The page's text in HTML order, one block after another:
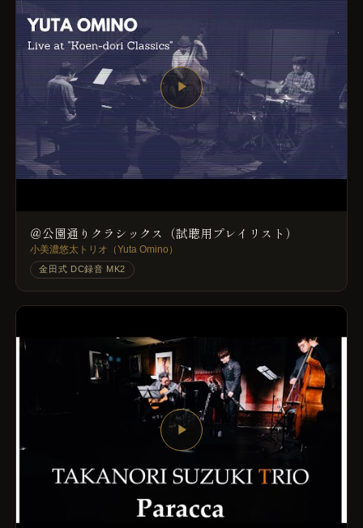
▶
＠公園通りクラシックス（試聴用プレイリスト）
小美濃悠太トリオ（Yuta Omino）
金田式 DC録音 MK2
▶